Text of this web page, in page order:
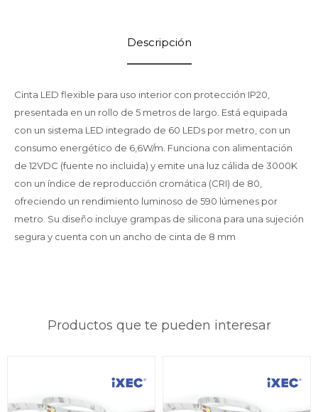
Descripción
Cinta LED flexible para uso interior con protección IP20,
presentada en un rollo de 5 metros de largo. Está equipada
con un sistema LED integrado de 60 LEDs por metro, con un
consumo energético de 6,6W/m. Funciona con alimentación
de 12VDC (fuente no incluida) y emite una luz cálida de 3000K
con un índice de reproducción cromática (CRI) de 80,
ofreciendo un rendimiento luminoso de 590 lúmenes por
metro. Su diseño incluye grampas de silicona para una sujeción
segura y cuenta con un ancho de cinta de 8 mm
Productos que te pueden interesar